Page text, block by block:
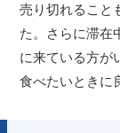
売り切れること
た。さらに滞在
に来ている方が
食べたいときに